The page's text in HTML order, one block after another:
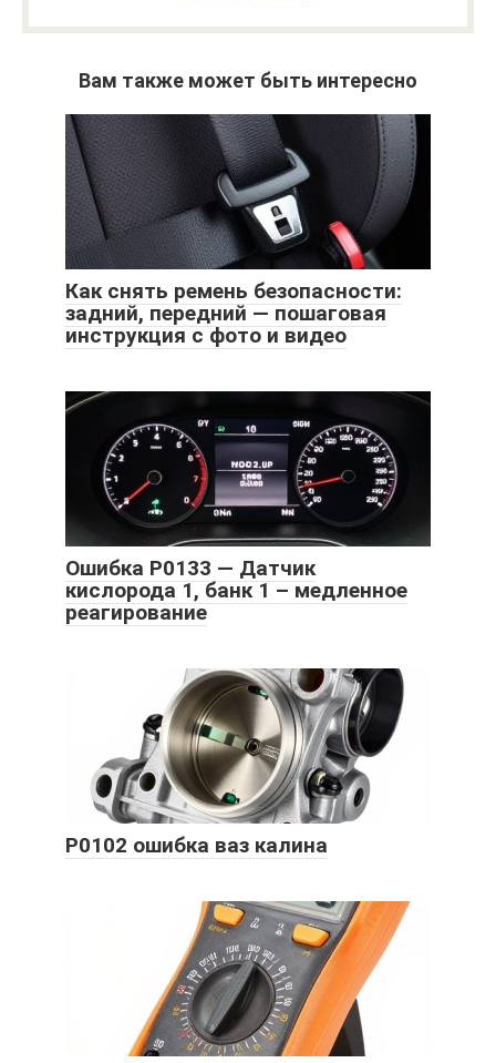
Вам также может быть интересно
Как снять ремень безопасности:
задний, передний — пошаговая
инструкция с фото и видео
Ошибка P0133 — Датчик
кислорода 1, банк 1 – медленное
реагирование
P0102 ошибка ваз калина